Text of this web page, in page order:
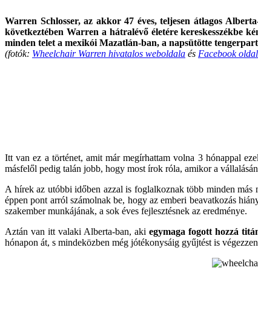
Warren Schlosser, az akkor 47 éves, teljesen átlagos
következtében Warren a hátralévő életére kereskesszékbe
minden telet a mexikói Mazatlán-ban, a napsütötte
(fotók: Wheelchair Warren hivatalos weboldala és Facebook
Itt van ez a történet, amit már megírhattam volna 3 hónappal
másfelől pedig talán jobb, hogy most írok róla, amikor a
A hírek az utóbbi időben azzal is foglalkoznak több minden
éppen pont arról számolnak be, hogy az emberi beavatkozás
szakember munkájának, a sok éves fejlesztésnek az eredménye.
Aztán van itt valaki Alberta-ban, aki egymaga fogott hozzá
hónapon át, s mindeközben még jótékonysáig gyűjtést is